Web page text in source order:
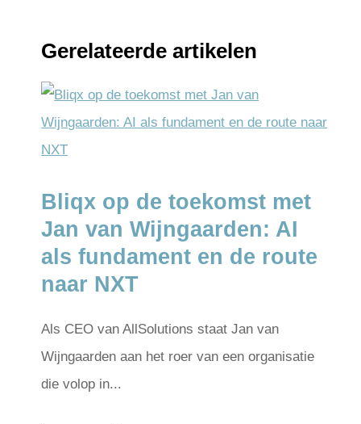
Gerelateerde artikelen
Bliqx op de toekomst met
Jan van Wijngaarden: AI
als fundament en de route
naar NXT
Als CEO van AllSolutions staat Jan van
Wijngaarden aan het roer van een organisatie
die volop in...